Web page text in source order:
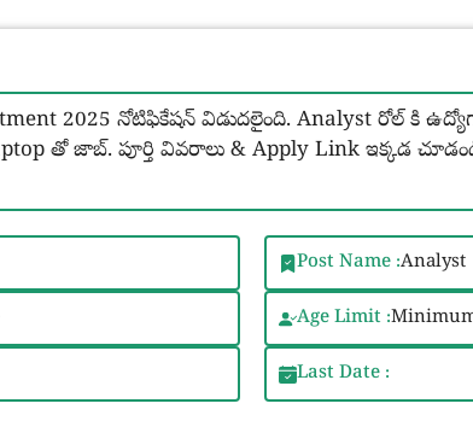
2025 నోటిఫికేషన్ విడుదలైంది. Analyst రోల్ కి
తో జాబ్. పూర్తి వివరాలు & Apply Link ఇక్కడ
Post Name :Analyst
Age Limit :
Last Date :